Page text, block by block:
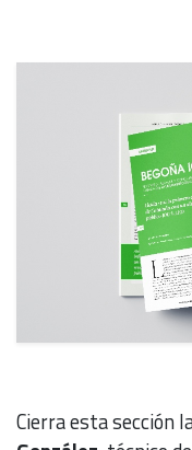
Cierra esta sección